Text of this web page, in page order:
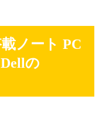
ノート PC
の